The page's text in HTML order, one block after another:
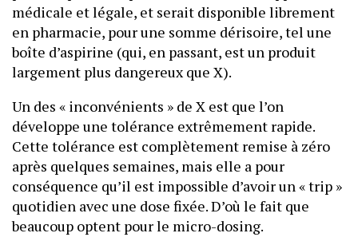
médicale et légale, et serait disponible librement
en pharmacie, pour une somme dérisoire, tel une
boîte d’aspirine (qui, en passant, est un produit
largement plus dangereux que X).
Un des « inconvénients » de X est que l’on
développe une tolérance extrêmement rapide.
Cette tolérance est complètement remise à zéro
après quelques semaines, mais elle a pour
conséquence qu’il est impossible d’avoir un « trip »
quotidien avec une dose fixée. D’où le fait que
beaucoup optent pour le micro-dosing.